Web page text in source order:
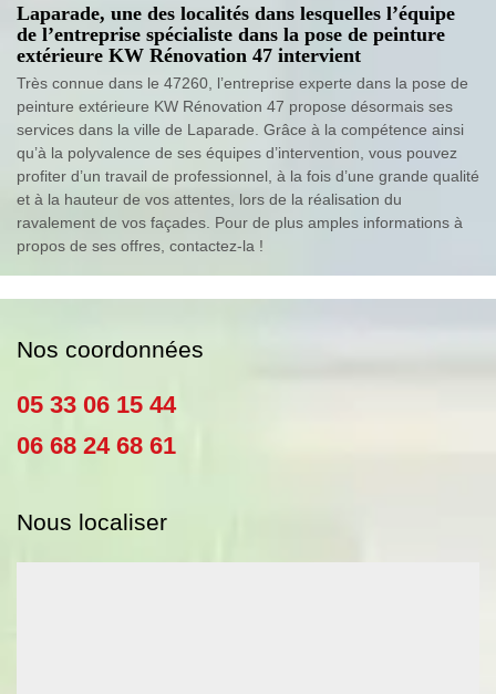
Laparade, une des localités dans lesquelles l’équipe
de l’entreprise spécialiste dans la pose de peinture
extérieure KW Rénovation 47 intervient
Très connue dans le 47260, l’entreprise experte dans la pose de
peinture extérieure KW Rénovation 47 propose désormais ses
services dans la ville de Laparade. Grâce à la compétence ainsi
qu’à la polyvalence de ses équipes d’intervention, vous pouvez
profiter d’un travail de professionnel, à la fois d’une grande qualité
et à la hauteur de vos attentes, lors de la réalisation du
ravalement de vos façades. Pour de plus amples informations à
propos de ses offres, contactez-la !
Nos coordonnées
05 33 06 15 44
06 68 24 68 61
Nous localiser